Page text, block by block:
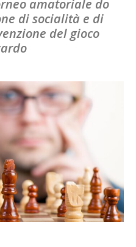
amatoriale do
di socialità e di
del gioco